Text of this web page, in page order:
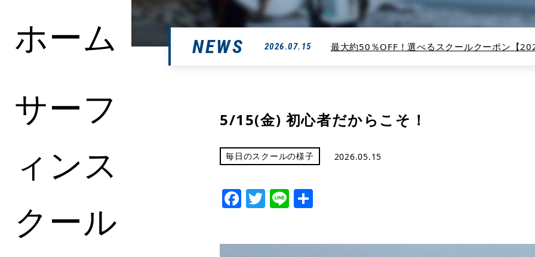
ホーム
サーフ
ィンス
クール
NEWS 2026.07.15 最大約50％OFF！選べるスクールクーポン【
5/15(金) 初心者だからこそ！
毎日のスクールの様子 2026.05.15
Facebook
Twitter
Line